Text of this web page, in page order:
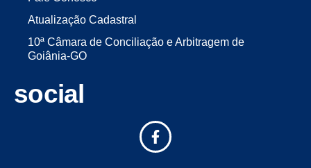
Atualização Cadastral
10ª Câmara de Conciliação e Arbitragem de
Goiânia-GO
social